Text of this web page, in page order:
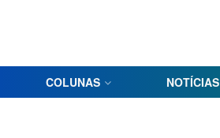
COLUNAS NOTÍCIAS